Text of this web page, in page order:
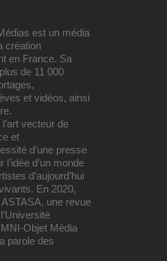
est un média
création
en France. Sa
de 11 000
et vidéos, ainsi
vecteur de
et
d’une presse
d’un monde
d’aujourd’hui
En 2020,
une revue
Objet Média
parole des